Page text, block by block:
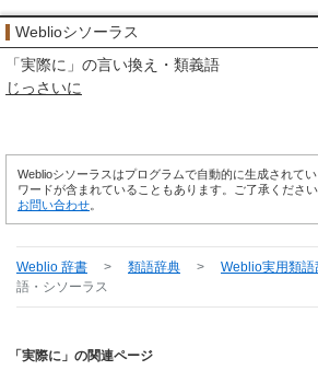
Weblioシソーラス
「実際に 」の言い換え・類義語
じっさいに
Weblioシソーラスはプログラムで自動的に生成されて
ワードが含まれていることもあります。ご了承ください
お問い合わせ
Weblio 辞書 > 類語辞典 > Weblio実用類語
語・シソーラス
「実際に」の関連ページ